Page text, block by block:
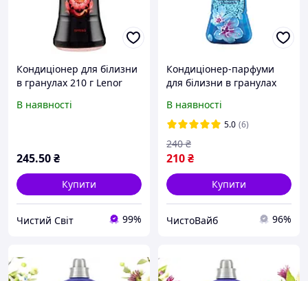
Кондиціонер для білизни
в гранулах 210 г Lenor
ароматизатор-парфуми
В наявності
245.50₴
Купити
Чистий Світ 99%
Кондиціонер-парфуми
для білизни в гранулах
195 g
В наявності
5.0 (6)
210₴
240 ₴
Купити
ЧистоВайб 96%